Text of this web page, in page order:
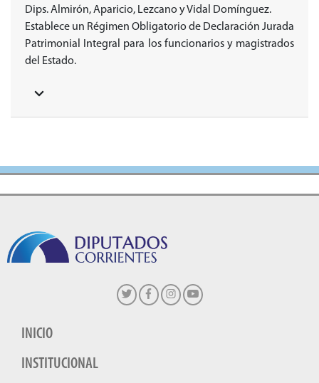
Dips. Almirón, Aparicio, Lezcano y Vidal Domínguez.
Establece un Régimen Obligatorio de Declaración Jurada
Patrimonial Integral para los funcionarios y magistrados
del Estado.
INICIO
INSTITUCIONAL